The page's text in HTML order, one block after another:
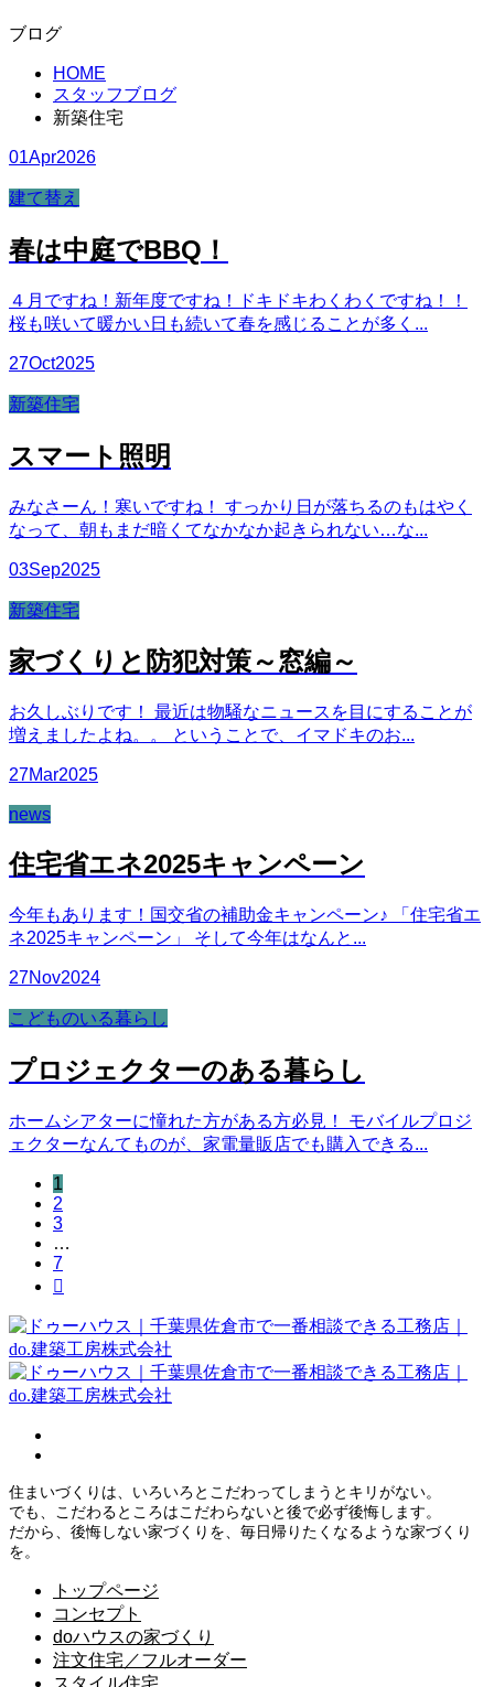
ブログ
HOME
スタッフブログ
新築住宅
01Apr2026
建て替え
春は中庭でBBQ！
４月ですね！新年度ですね！ドキドキわくわくですね！！
桜も咲いて暖かい日も続いて春を感じることが多く...
27Oct2025
新築住宅
スマート照明
みなさーん！寒いですね！ すっかり日が落ちるのもはやく
なって、朝もまだ暗くてなかなか起きられない…な...
03Sep2025
新築住宅
家づくりと防犯対策～窓編～
お久しぶりです！ 最近は物騒なニュースを目にすることが
増えましたよね。。 ということで、イマドキのお...
27Mar2025
news
住宅省エネ2025キャンペーン
今年もあります！国交省の補助金キャンペーン♪ 「住宅省エ
ネ2025キャンペーン」 そして今年はなんと...
27Nov2024
こどものいる暮らし
プロジェクターのある暮らし
ホームシアターに憧れた方がある方必見！ モバイルプロジ
ェクターなんてものが、家電量販店でも購入できる...
1
2
3
…
7

住まいづくりは、いろいろとこだわってしまうとキリがない。
でも、こだわるところはこだわらないと後で必ず後悔します。
だから、後悔しない家づくりを、毎日帰りたくなるような家づくり
を。
トップページ
コンセプト
doハウスの家づくり
注文住宅／フルオーダー
スタイル住宅